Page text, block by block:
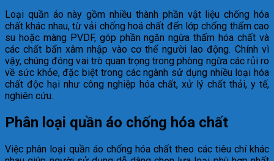
Loại quần áo này gồm nhiều thành phần vật liệu chống hóa
chất khác nhau, từ vải chống hoá chất đến lớp chống thấm cao
su hoặc màng PVDF, góp phần ngăn ngừa thấm hóa chất và
các chất bẩn xâm nhập vào cơ thể người lao động. Chính vì
vậy, chúng đóng vai trò quan trọng trong phòng ngừa các rủi ro
về sức khỏe, đặc biệt trong các ngành sử dụng nhiều loại hóa
chất độc hại như công nghiệp hóa chất, xử lý chất thải, y tế,
nghiên cứu.
Phân loại quần áo chống hóa chất
Việc phân loại quần áo chống hóa chất theo các tiêu chí khác